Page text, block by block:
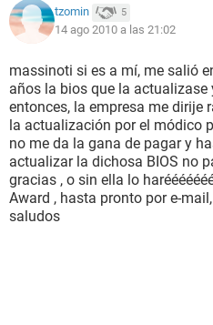
tzomin 5
14 ago 2010 a las 21:02
massinoti si es a mí, me salió
años la bios que la actualizase
entonces, la empresa me dirije
la actualización por el módico
no me da la gana de pagar y
actualizar la dichosa BIOS no
gracias , o sin ella lo
Award , hasta pronto por e-
saludos